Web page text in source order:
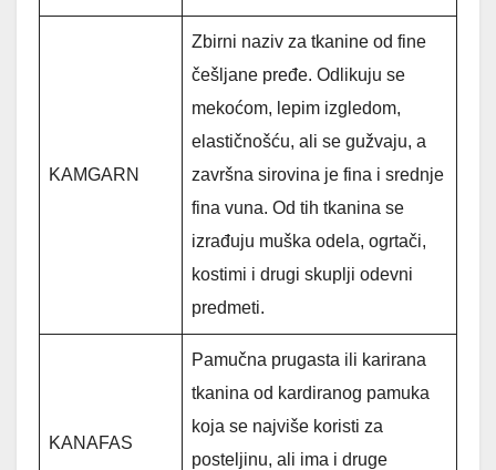
KAMGARN
Zbirni naziv za tkanine od fine
češljane pređe. Odlikuju se
mekoćom, lepim izgledom,
elastičnošću, ali se gužvaju, a
završna sirovina je fina i srednje
fina vuna. Od tih tkanina se
izrađuju muška odela, ogrtači,
kostimi i drugi skuplji odevni
predmeti.
KANAFAS
Pamučna prugasta ili karirana
tkanina od kardiranog pamuka
koja se najviše koristi za
posteljinu, ali ima i druge